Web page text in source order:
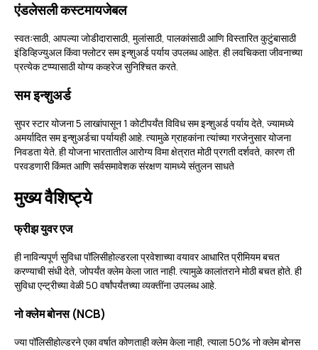
एंडलेसली कस्टमायजेबल
स्वतःसाठी, आपल्या जोडीदारासाठी, मुलांसाठी, पालकांसाठी आणि विस्तारित कुटुंबासाठी
इंडिव्हिज्युअल किंवा फ्लोटर सम इन्शुअर्ड पर्याय उपलब्ध आहेत. ही लवचिकता जीवनाच्या
प्रत्येक टप्प्यासाठी योग्य कव्हरेज सुनिश्चित करते.
सम इन्शुअर्ड
सुपर स्टार योजना 5 लाखांपासून 1 कोटीपर्यंत विविध सम इन्शुअर्ड पर्याय देते, ज्यामध्ये
अमर्यादित सम इन्शुअर्डचा पर्यायही आहे. त्यामुळे ग्राहकांना त्यांच्या गरजेनुसार योजना
निवडता येते. ही योजना भारतातील आरोग्य विमा क्षेत्रात मोठी प्रगती दर्शवते, कारण ती
परवडणारी किंमत आणि सर्वसमावेशक संरक्षण यामध्ये संतुलन साधते
मुख्य वैशिष्ट्ये
फ्रीझ युवर एज
ही नाविन्यपूर्ण सुविधा पॉलिसीहोल्डरला प्रवेशाच्या वयावर आधारित प्रीमियम बचत
करण्याची संधी देते, जोपर्यंत क्लेम केला जात नाही. त्यामुळे कालांतराने मोठी बचत होते. ही
सुविधा एन्ट्रीच्या वेळी 50 वर्षांपर्यंतच्या व्यक्तींना उपलब्ध आहे.
नो क्लेम बोनस (NCB)
ज्या पॉलिसीहोल्डरने एका वर्षात कोणताही क्लेम केला नाही, त्याला 50% नो क्लेम बोनस